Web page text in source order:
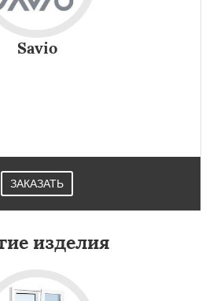
Savio
ЗАКАЗАТЬ
изделия